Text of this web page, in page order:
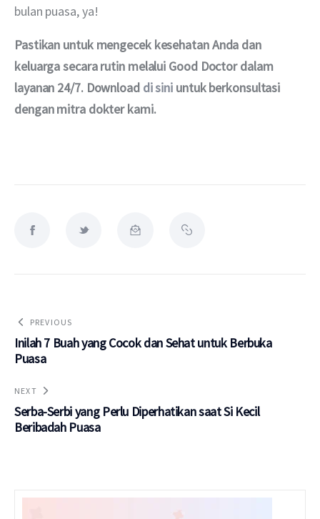
bulan puasa, ya!
Pastikan untuk mengecek kesehatan Anda dan
keluarga secara rutin melalui Good Doctor dalam
layanan 24/7. Download di sini untuk berkonsultasi
dengan mitra dokter kami.
PREVIOUS
Inilah 7 Buah yang Cocok dan Sehat untuk Berbuka
Puasa
NEXT
Serba-Serbi yang Perlu Diperhatikan saat Si Kecil
Beribadah Puasa